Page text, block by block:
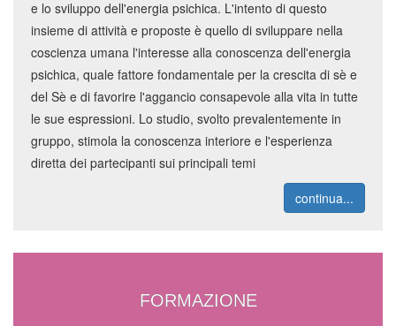
e lo sviluppo dell'energia psichica. L'intento di questo
insieme di attività e proposte è quello di sviluppare nella
coscienza umana l'interesse alla conoscenza dell'energia
psichica, quale fattore fondamentale per la crescita di sè e
del Sè e di favorire l'aggancio consapevole alla vita in tutte
le sue espressioni. Lo studio, svolto prevalentemente in
gruppo, stimola la conoscenza interiore e l'esperienza
diretta dei partecipanti sui principali temi
continua...
FORMAZIONE